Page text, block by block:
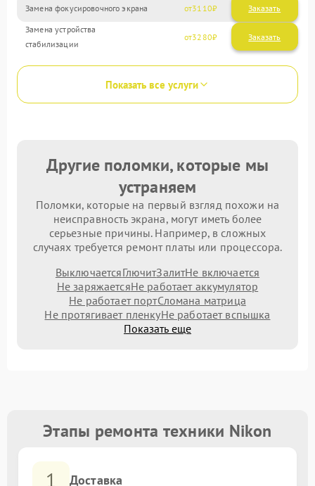
Замена фокусировочного экрана 3110
Замена устройства
стабилизации
3280
Показать все услуги
Другие поломки, которые мы
устраняем
Поломки, которые на первый взгляд похожи на
неисправность экрана, могут иметь более
серьезные причины. Например, в сложных
случаях требуется ремонт платы или процессора.
ВыключаетсяГлючитЗалитНе включается
Не заряжаетсяНе работает аккумулятор
Не работает портСломана матрица
Не протягивает пленкуНе работает вспышка
Показать еще
Этапы ремонта техники Nikon
1 Доставка